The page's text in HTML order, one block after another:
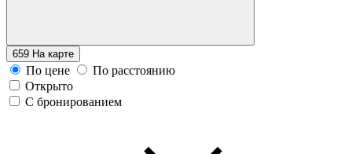
659 На карте
По цене
По расстоянию
Открыто
С бронированием